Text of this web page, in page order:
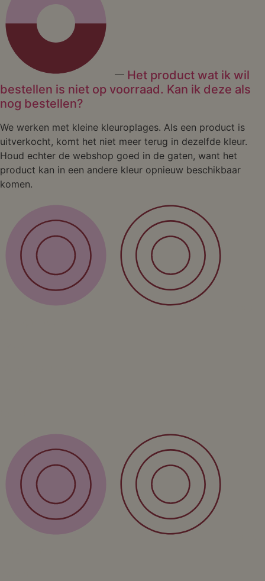
Het product wat ik wil
bestellen is niet op voorraad. Kan ik deze als
nog bestellen?
We werken met kleine kleuroplages. Als een product is
uitverkocht, komt het niet meer terug in dezelfde kleur.
Houd echter de webshop goed in de gaten, want het
product kan in een andere kleur opnieuw beschikbaar
komen.